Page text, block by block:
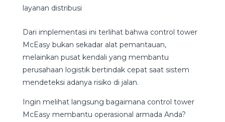
layanan distribusi
Dari implementasi ini terlihat bahwa control tower
McEasy bukan sekadar alat pemantauan,
melainkan pusat kendali yang membantu
perusahaan logistik bertindak cepat saat sistem
mendeteksi adanya risiko di jalan.
Ingin melihat langsung bagaimana control tower
McEasy membantu operasional armada Anda?